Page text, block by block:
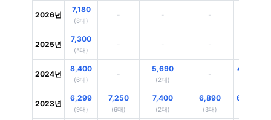
2026년
7,180
(8대)
- - -
2025년
7,300
(5대)
- - -
2024년
8,400
(6대)
-
5,690
(2대)
-
4,750
2023년
6,299
(9대)
7,250
(6대)
7,400
(2대)
6,890
(3대)
6,800